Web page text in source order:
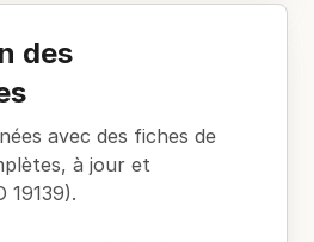
des
avec des fiches de
à jour et
19139).